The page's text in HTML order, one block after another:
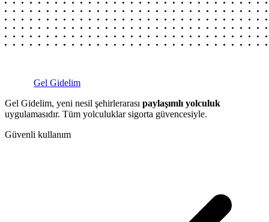
Gel Gidelim
Gel Gidelim, yeni nesil şehirlerarası paylaşımlı yolculuk
uygulamasıdır. Tüm yolculuklar sigorta güvencesiyle.
Güvenli kullanım